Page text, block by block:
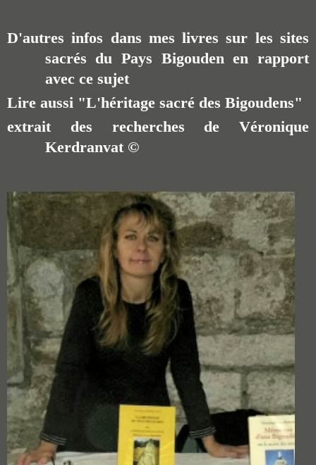
D'autres infos dans mes livres sur les sites
sacrés du Pays Bigouden en rapport
avec ce sujet
Lire aussi "L'héritage sacré des Bigoudens"
extrait des recherches de Véronique
Kerdranvat ©